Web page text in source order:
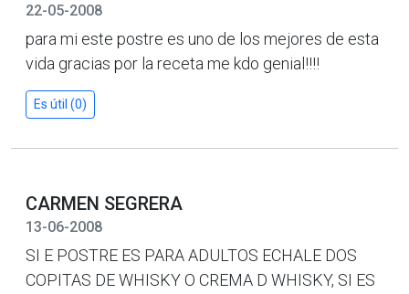
22-05-2008
para mi este postre es uno de los mejores de esta
vida gracias por la receta me kdo genial!!!!
Es útil (0)
CARMEN SEGRERA
13-06-2008
SI E POSTRE ES PARA ADULTOS ECHALE DOS
COPITAS DE WHISKY O CREMA D WHISKY, SI ES